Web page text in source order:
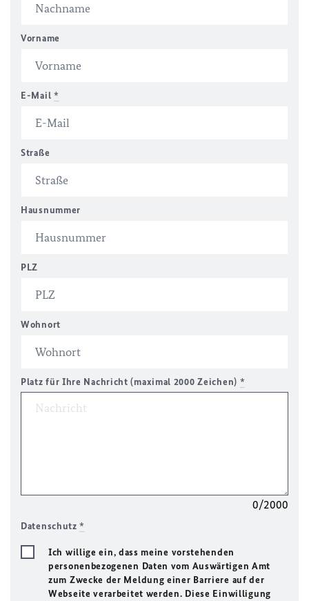
Vorname
E-Mail *
Straße
Hausnummer
PLZ
Wohnort
Platz für Ihre Nachricht (maximal 2000 Zeichen) *
0/2000
Datenschutz*
Ich willige ein, dass meine vorstehenden
personenbezogenen Daten vom Auswärtigen Amt
zum Zwecke der Meldung einer Barriere auf der
Webseite verarbeitet werden. Diese Einwilligung